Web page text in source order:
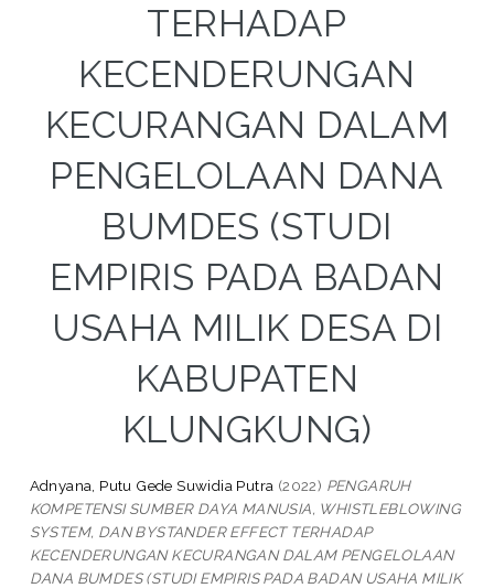
TERHADAP
KECENDERUNGAN
KECURANGAN DALAM
PENGELOLAAN DANA
BUMDES (STUDI
EMPIRIS PADA BADAN
USAHA MILIK DESA DI
KABUPATEN
KLUNGKUNG)
Adnyana, Putu Gede Suwidia Putra (2022) PENGARUH
KOMPETENSI SUMBER DAYA MANUSIA, WHISTLEBLOWING
SYSTEM, DAN BYSTANDER EFFECT TERHADAP
KECENDERUNGAN KECURANGAN DALAM PENGELOLAAN
DANA BUMDES (STUDI EMPIRIS PADA BADAN USAHA MILIK